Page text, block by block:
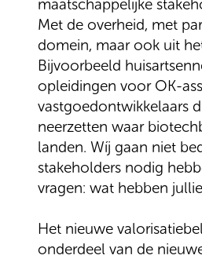
maatschappelijke
Met de overheid, met
domein, maar ook uit
Bijvoorbeeld
opleidingen voor OK-
vastgoedontwikkelaars
neerzetten waar
landen. Wíj gaan niet
stakeholders nodig
vragen: wat hebben
Het nieuwe
onderdeel van de